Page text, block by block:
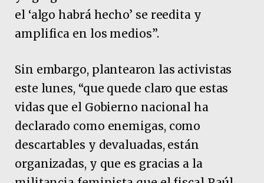
el ‘algo habrá hecho’ se reedita y
amplifica en los medios”.
Sin embargo, plantearon las activistas
este lunes, “que quede claro que estas
vidas que el Gobierno nacional ha
declarado como enemigas, como
descartables y devaluadas, están
organizadas, y que es gracias a la